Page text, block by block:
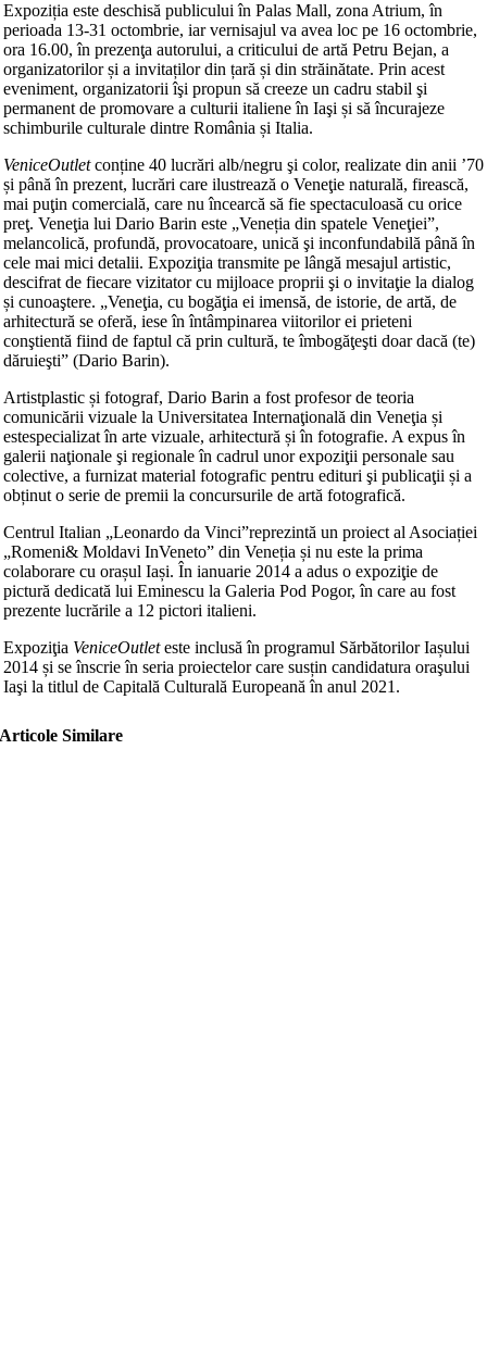
Expoziția este deschisă publicului în Palas Mall, zona Atrium, în
perioada 13-31 octombrie, iar vernisajul va avea loc pe 16 octombrie,
ora 16.00, în prezenţa autorului, a criticului de artă Petru Bejan, a
organizatorilor și a invitaților din țară și din străinătate. Prin acest
eveniment, organizatorii îşi propun să creeze un cadru stabil şi
permanent de promovare a culturii italiene în Iaşi și să încurajeze
schimburile culturale dintre România și Italia.
VeniceOutletconține 40 lucrări alb/negru şi color, realizate din anii ’70
și până în prezent, lucrări care ilustrează o Veneţie naturală, firească,
mai puţin comercială, care nu încearcă să fie spectaculoasă cu orice
preţ. Veneţia lui Dario Barin este „Veneția din spatele Veneţiei”,
melancolică, profundă, provocatoare, unică şi inconfundabilă până în
cele mai mici detalii. Expoziţia transmite pe lângă mesajul artistic,
descifrat de fiecare vizitator cu mijloace proprii şi o invitaţie la dialog
și cunoaştere. „Veneţia, cu bogăţia ei imensă, de istorie, de artă, de
arhitectură se oferă, iese în întâmpinarea viitorilor ei prieteni
conştientă fiind de faptul că prin cultură, te îmbogăţeşti doar dacă (te)
dăruieşti” (Dario Barin).
Artistplastic și fotograf, Dario Barin a fost profesor de teoria
comunicării vizuale la Universitatea Internaţională din Veneţia și
estespecializat în arte vizuale, arhitectură și în fotografie. A expus în
galerii naţionale şi regionale în cadrul unor expoziţii personale sau
colective, a furnizat material fotografic pentru edituri şi publicaţii și a
obținut o serie de premii la concursurile de artă fotografică.
Centrul Italian „Leonardo da Vinci”reprezintă un proiect al Asociației
„Romeni& Moldavi InVeneto” din Veneția și nu este la prima
colaborare cu orașul Iași. În ianuarie 2014 a adus o expoziţie de
pictură dedicată lui Eminescu la Galeria Pod Pogor, în care au fost
prezente lucrările a 12 pictori italieni.
Expoziţia VeniceOutleteste inclusă în programul Sărbătorilor Iașului
2014 și se înscrie în seria proiectelor care susțin candidatura oraşului
Iaşi la titlul de Capitală Culturală Europeană în anul 2021.
Articole Similare